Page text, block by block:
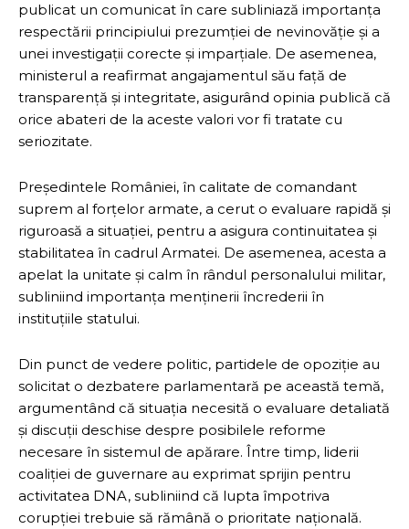
publicat un comunicat în care subliniază importanța
respectării principiului prezumției de nevinovăție și a
unei investigații corecte și imparțiale. De asemenea,
ministerul a reafirmat angajamentul său față de
transparență și integritate, asigurând opinia publică că
orice abateri de la aceste valori vor fi tratate cu
seriozitate.
Președintele României, în calitate de comandant
suprem al forțelor armate, a cerut o evaluare rapidă și
riguroasă a situației, pentru a asigura continuitatea și
stabilitatea în cadrul Armatei. De asemenea, acesta a
apelat la unitate și calm în rândul personalului militar,
subliniind importanța menținerii încrederii în
instituțiile statului.
Din punct de vedere politic, partidele de opoziție au
solicitat o dezbatere parlamentară pe această temă,
argumentând că situația necesită o evaluare detaliată
și discuții deschise despre posibilele reforme
necesare în sistemul de apărare. Între timp, liderii
coaliției de guvernare au exprimat sprijin pentru
activitatea DNA, subliniind că lupta împotriva
corupției trebuie să rămână o prioritate națională.